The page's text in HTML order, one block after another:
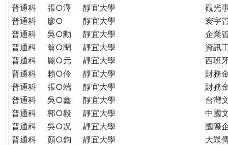
普通科
張○澤 靜宜大學
觀光
普通科
廖○ 靜宜大學
寰宇
普通科
吳○勳 靜宜大學
企業
普通科
翁○閔 靜宜大學
資訊
普通科
龎○元 靜宜大學
西班
普通科
賴○伶 靜宜大學
財務
普通科
張○端 靜宜大學
財務
普通科
吳○鑫 靜宜大學
台灣
普通科
郭○毅 靜宜大學
中國
普通科
吳○况 靜宜大學
國際
普通科
顏○鈞 靜宜大學
大眾